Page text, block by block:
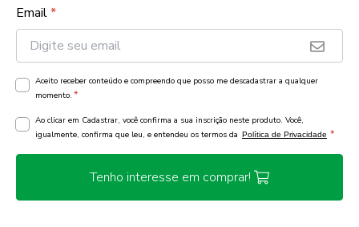
Email*
Aceito receber conteúdo e compreendo que posso me descadastrar a qualquer
momento. *
Ao clicar em Cadastrar, você confirma a sua inscrição neste produto. Você,
igualmente, confirma que leu, e entendeu os termos da Política de Privacidade *
Tenho interesse em comprar!